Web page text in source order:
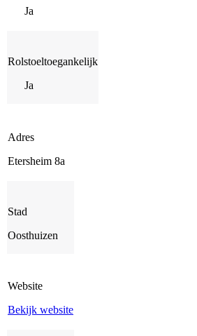
Ja
Rolstoeltoegankelijk
Ja
Adres
Etersheim 8a
Stad
Oosthuizen
Website
Bekijk website